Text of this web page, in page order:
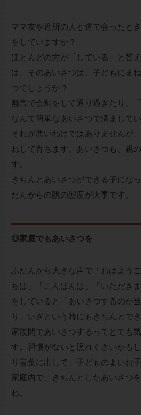
ママ友や近所の人と道で会ったと
をしていますか？
ほとんどの方が「している」と答
は、そのあいさつは、子どもにま
つでしょうか？
無言で会釈をして通り過ぎたり、
なんて簡単なあいさつで済まして
それが悪いわけではありませんが
ねして育ちます。あいさつも、親
す。
きちんとあいさつができる子にな
だんからの親の態度が大事です。
◎家庭でもあいさつを
ふだんから大きな声で「おはよう
ちは」「こんばんは」「いただき
をしていると「あいさつするのが
り、いざという時にもきちんとで
家族間であいさつするってとても
す。習慣がないと照れくさいかも
り言葉に出して、子どものよいお
家庭内で、きちんとしたあいさつ
ね。